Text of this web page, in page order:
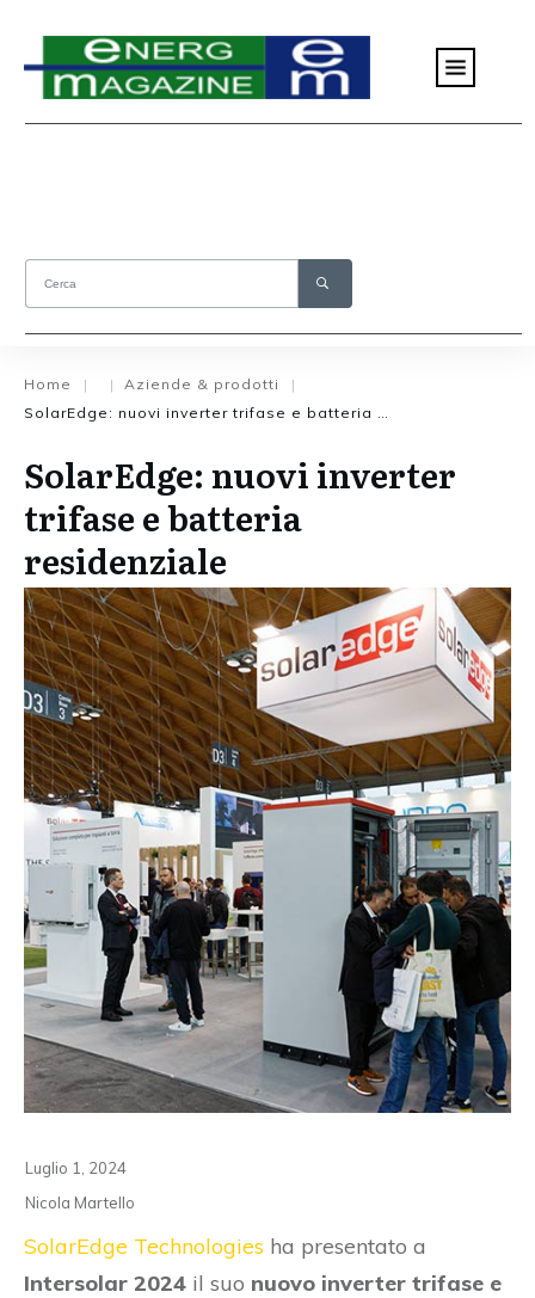
Home | | Aziende & prodotti
|
SolarEdge: nuovi inverter
trifase e batteria
residenziale
Luglio 1, 2024
Nicola Martello
SolarEdge Technologies ha presentato a
Intersolar 2024 il suo nuovo inverter trifase e